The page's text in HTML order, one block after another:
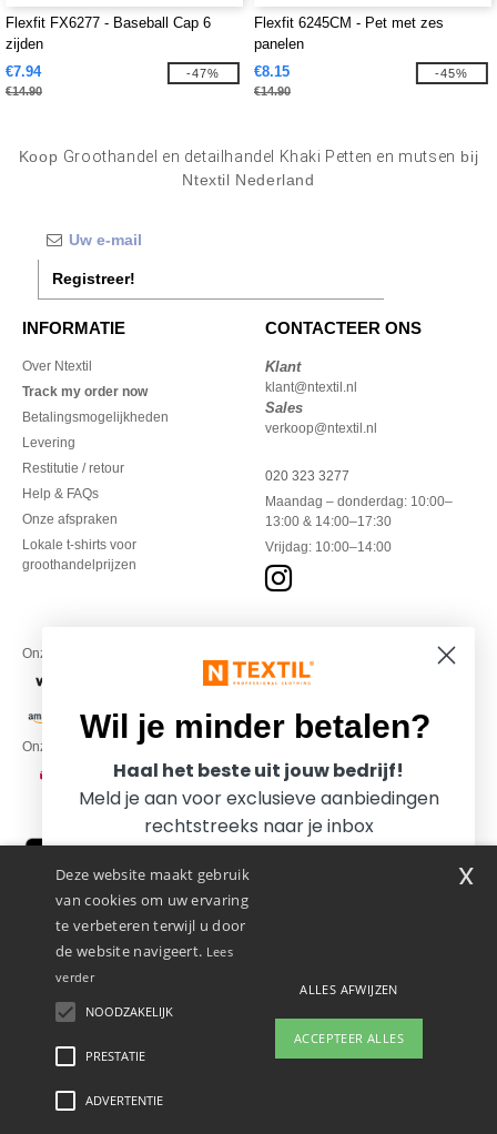
Flexfit FX6277 - Baseball Cap 6
zijden
€7.94
€14.90
-47%
Flexfit 6245CM - Pet met zes
panelen
€8.15
€14.90
-45%
Koop Groothandel en detailhandel Khaki Petten en mutsen bij
Ntextil Nederland
Registreer!
INFORMATIE
Over Ntextil
Track my order now
Betalingsmogelijkheden
Levering
Restitutie / retour
Help & FAQs
Onze afspraken
Lokale t-shirts voor
groothandelprijzen
CONTACTEER ONS
Klant
klant@ntextil.nl
Sales
verkoop@ntextil.nl
020 323 3277
Maandag – donderdag: 10:00–
13:00 & 14:00–17:30
Vrijdag: 10:00–14:00
Onze financiële partners
Onze transporteurs
Zekeringstraat 46, 1014BT Amsterdam - VAT NL 005596191B03 - KvK
Dit is GEEN retouradres. Voor retourzending, zie hier
Wettelijke bepalingen
Deze website maakt gebruik
van cookies om uw ervaring
te verbeteren terwijl u door
de website navigeert. Lees
verder
NOODZAKELIJK
PRESTATIE
ADVERTENTIE
ALLES AFWIJZEN
ACCEPTEER ALLES
x
Wil je minder betalen?
Haal het beste uit jouw bedrijf!
Meld je aan voor exclusieve aanbiedingen
rechtstreeks naar je inbox
Ja, ik wil minder betalen!
Nee bedankt, ik wil meer betalen.